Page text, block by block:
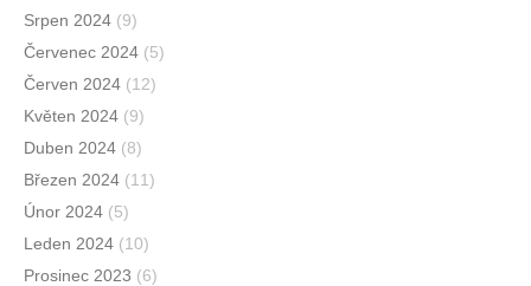
Srpen 2024 (9)
Červenec 2024 (5)
Červen 2024 (12)
Květen 2024 (9)
Duben 2024 (8)
Březen 2024 (11)
Únor 2024 (5)
Leden 2024 (10)
Prosinec 2023 (6)